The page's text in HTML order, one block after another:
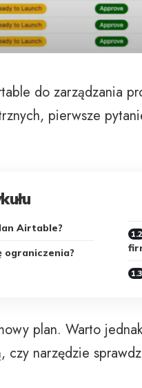
do zarządzania
pierwsze
Airtable?
ograniczenia?
plan. Warto
czy narzędzie